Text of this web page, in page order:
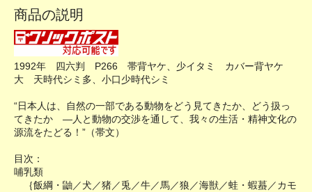
商品の説明
1992年 四六判 P266 帯背ヤケ、少イタミ カバー背ヤケ
大 天時代シミ多、小口少時代シミ
“日本人は、自然の一部である動物をどう見てきたか、どう扱っ
てきたか ―人と動物の交渉を通して、我々の生活・精神文化の
源流をたどる！”（帯文）
目次：
哺乳類
｛飯綱・鼬／犬／猪／兎／牛／馬／狼／海獣／蛙・蝦蟇／カモ